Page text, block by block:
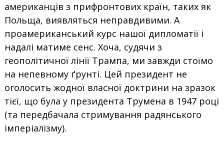
американців з прифронтових країн, таких як
Польща, виявляться неправдивими. А
проамериканський курс нашої дипломатії і
надалі матиме сенс. Хоча, судячи з
геополітичної лінії Трампа, ми завжди стоїмо
на непевному ґрунті. Цей президент не
оголосить жодної власної доктрини на зразок
тієї, що була у президента Трумена в 1947 році
(та передбачала стримування радянського
імперіалізму).